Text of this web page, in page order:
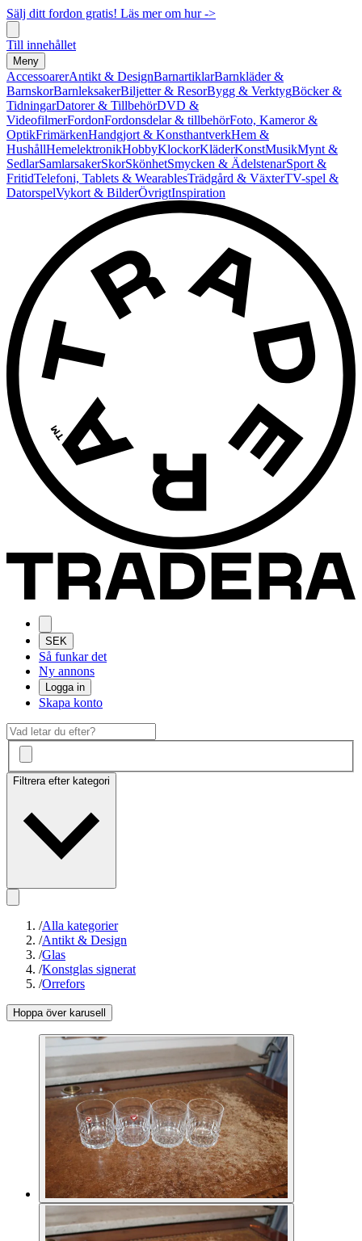
Sälj ditt fordon gratis! Läs mer om hur ->
Till innehållet
Meny
AccessoarerAntikt & DesignBarnartiklarBarnkläder &
BarnskorBarnleksakerBiljetter & ResorBygg & VerktygBöcker &
TidningarDatorer & TillbehörDVD &
VideofilmerFordonFordonsdelar & tillbehörFoto, Kameror &
OptikFrimärkenHandgjort & KonsthantverkHem &
HushållHemelektronikHobbyKlockorKläderKonstMusikMynt &
SedlarSamlarsakerSkorSkönhetSmycken & ÄdelstenarSport &
FritidTelefoni, Tablets & WearablesTrädgård & VäxterTV-spel &
DatorspelVykort & BilderÖvrigtInspiration
SEK
Så funkar det
Ny annons
Logga in
Skapa konto
Filtrera efter kategori
/Alla kategorier
/Antikt & Design
/Glas
/Konstglas signerat
/Orrefors
Hoppa över karusell